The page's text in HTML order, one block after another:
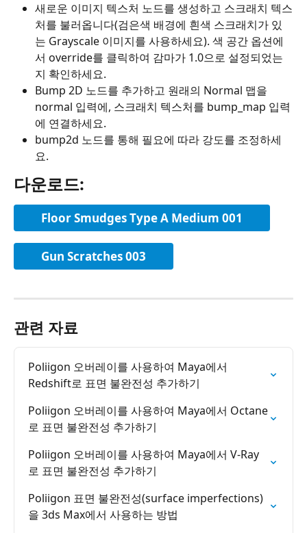
새로운 이미지 텍스처 노드를 생성하고 스크래치 텍스
처를 불러옵니다(검은색 배경에 흰색 스크래치가 있
는 Grayscale 이미지를 사용하세요). 색 공간 옵션에
서 override를 클릭하여 감마가 1.0으로 설정되었는
지 확인하세요.
Bump 2D 노드를 추가하고 원래의 Normal 맵을
normal 입력에, 스크래치 텍스처를 bump_map 입력
에 연결하세요.
bump2d 노드를 통해 필요에 따라 강도를 조정하세
요.
다운로드:
Floor Smudges Type A Medium 001
Gun Scratches 003
관련 자료
Poliigon 오버레이를 사용하여 Maya에서
Redshift로 표면 불완전성 추가하기
Poliigon 오버레이를 사용하여 Maya에서 Octane
로 표면 불완전성 추가하기
Poliigon 오버레이를 사용하여 Maya에서 V-Ray
로 표면 불완전성 추가하기
Poliigon 표면 불완전성(surface imperfections)
을 3ds Max에서 사용하는 방법